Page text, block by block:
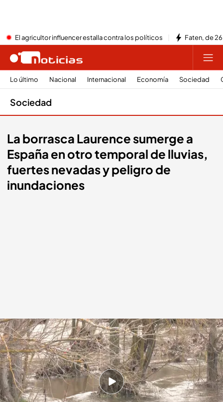
El agricultor influencer estalla contra los políticos Faten, de
Lo último Nacional Internacional Economía Sociedad
Sociedad
La borrasca Laurence sumerge a
España en otro temporal de lluvias,
fuertes nevadas y peligro de
inundaciones
Alerta en España por la borrasca Laurence
Redacción digital Noticias Cuatro
17 MAR 2025 - 15:00h.
En Sierra Nevada sigue nevando con grandes